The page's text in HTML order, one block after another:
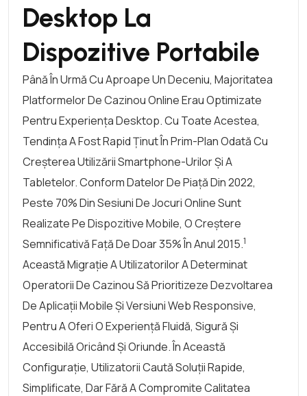
Desktop La
Dispozitive Portabile
Până În Urmă Cu Aproape Un Deceniu, Majoritatea
Platformelor De Cazinou Online Erau Optimizate
Pentru Experiența Desktop. Cu Toate Acestea,
Tendința A Fost Rapid Ținut În Prim-Plan Odată Cu
Creșterea Utilizării Smartphone-Urilor Și A
Tabletelor. Conform Datelor De Piață Din 2022,
Peste 70% Din Sesiuni De Jocuri Online Sunt
Realizate Pe Dispozitive Mobile, O Creștere
Semnificativă Față De Doar 35% În Anul 2015.1
Această Migrație A Utilizatorilor A Determinat
Operatorii De Cazinou Să Prioritizeze Dezvoltarea
De Aplicații Mobile Și Versiuni Web Responsive,
Pentru A Oferi O Experiență Fluidă, Sigură Și
Accesibilă Oricând Și Oriunde. În Această
Configurație, Utilizatorii Caută Soluții Rapide,
Simplificate, Dar Fără A Compromite Calitatea